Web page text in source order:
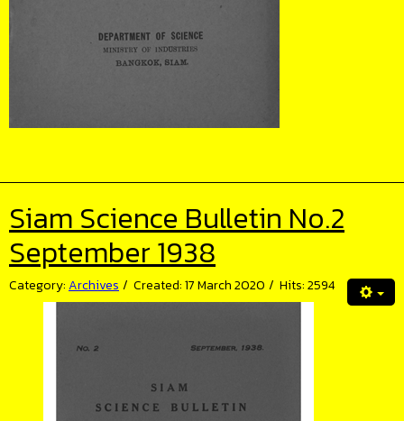
Siam Science Bulletin No.2
September 1938
Category:Archives Created: 17 March 2020 Hits: 2594